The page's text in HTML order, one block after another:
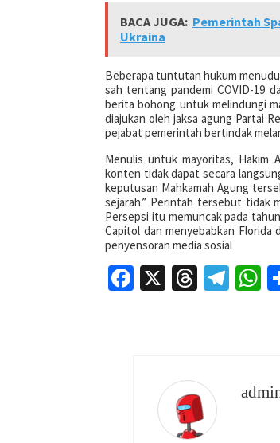
BACA JUGA: Pemerintah
Ukraina
Beberapa tuntutan hukum
sah tentang pandemi COVID-19
berita bohong untuk melindungi
diajukan oleh jaksa agung Partai
pejabat pemerintah bertindak
Menulis untuk mayoritas, Hakim
konten tidak dapat secara
keputusan Mahkamah Agung
sejarah.” Perintah tersebut tidak
Persepsi itu memuncak pada
Capitol dan menyebabkan Florida
penyensoran media sosial
Facebook
X